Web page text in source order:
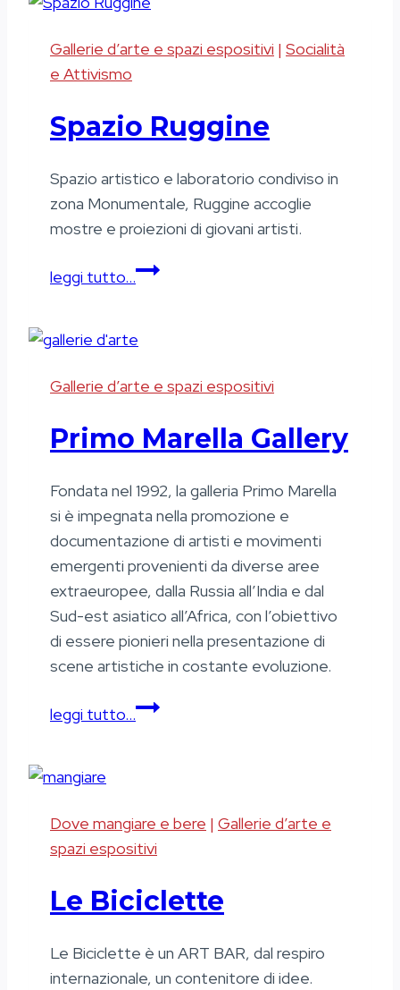
Gallerie d’arte e spazi espositivi | Socialità
e Attivismo
Spazio Ruggine
Spazio artistico e laboratorio condiviso in
zona Monumentale, Ruggine accoglie
mostre e proiezioni di giovani artisti.
leggi tutto…Spazio
Gallerie d’arte e spazi espositivi
Primo Marella Gallery
Fondata nel 1992, la galleria Primo Marella
si è impegnata nella promozione e
documentazione di artisti e movimenti
emergenti provenienti da diverse aree
extraeuropee, dalla Russia all’India e dal
Sud-est asiatico all’Africa, con l’obiettivo
di essere pionieri nella presentazione di
scene artistiche in costante evoluzione.
leggi tutto…Primo
Dove mangiare e bere | Gallerie d’arte e
spazi espositivi
Le Biciclette
Le Biciclette è un ART BAR, dal respiro
internazionale, un contenitore di idee.